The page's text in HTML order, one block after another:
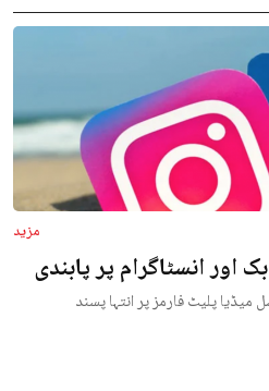
مزید
انسٹاگرام پر پابندی
پلیٹ فارمز پر انتہا پسند